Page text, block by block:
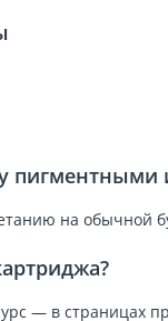
на обычной
— в страницах